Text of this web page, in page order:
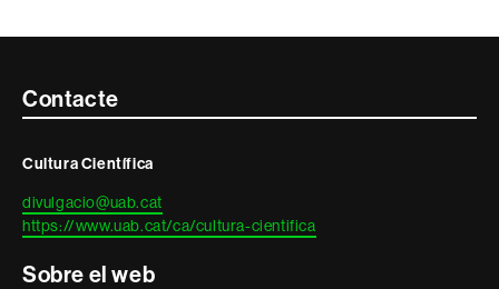
Contacte
informació
legal
Contacte
Cultura Científica
divulgacio@uab.cat
https://www.uab.cat/ca/cultura-cientifica
Sobre el web